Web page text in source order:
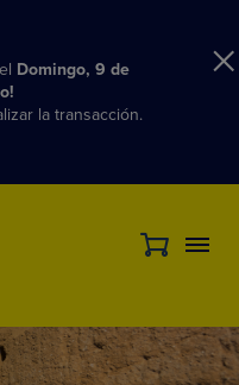
Domingo, 9 de
la transacción.